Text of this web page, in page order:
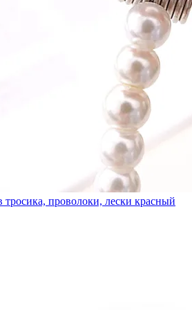
проволоки, лески красный